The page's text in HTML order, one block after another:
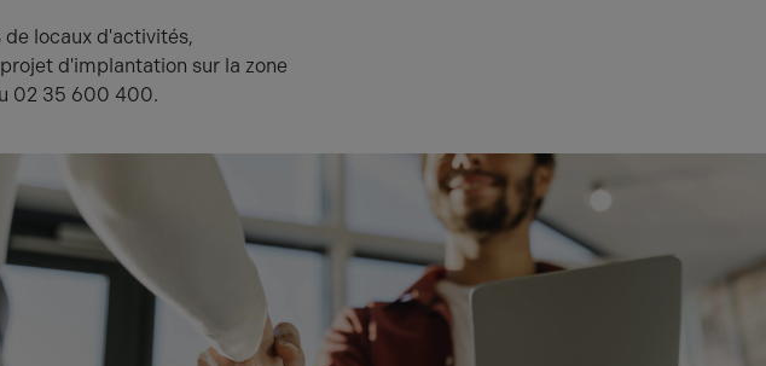
locaux d'activités,
d'implantation sur la zone
02 35 600 400.